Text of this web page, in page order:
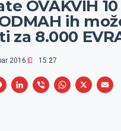
OVAKVIH 10
ih
za 8.000
2016. 15:27
M
L
V
W
X
E